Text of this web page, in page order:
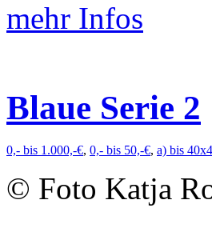
mehr Infos
Blaue Serie 2
0,- bis 1.000,-€, 0,- bis 50,-€, a) bis
© Foto Katja